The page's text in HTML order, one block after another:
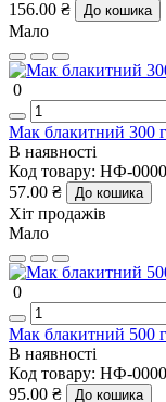
156.00 ₴ До кошика
Мало
0
Мак блакитний 300
В наявності
Код товару: НФ-
57.00 ₴
До кошика
Хіт продажів
Мало
0
Мак блакитний 500
В наявності
Код товару: НФ-
95.00 ₴
До кошика